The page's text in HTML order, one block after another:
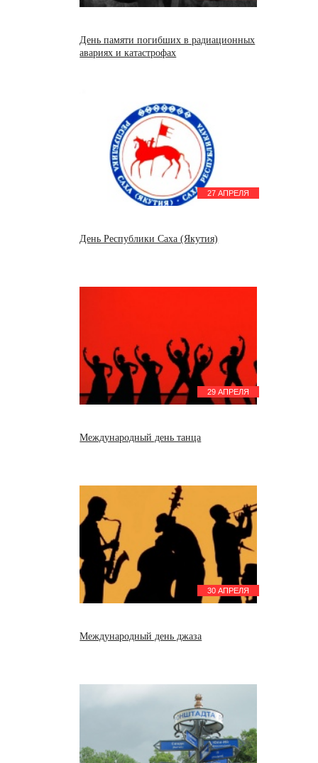
День памяти погибших в радиационных
авариях и катастрофах
27 АПРЕЛЯ
День Республики Саха (Якутия)
29 АПРЕЛЯ
Международный день танца
30 АПРЕЛЯ
Международный день джаза